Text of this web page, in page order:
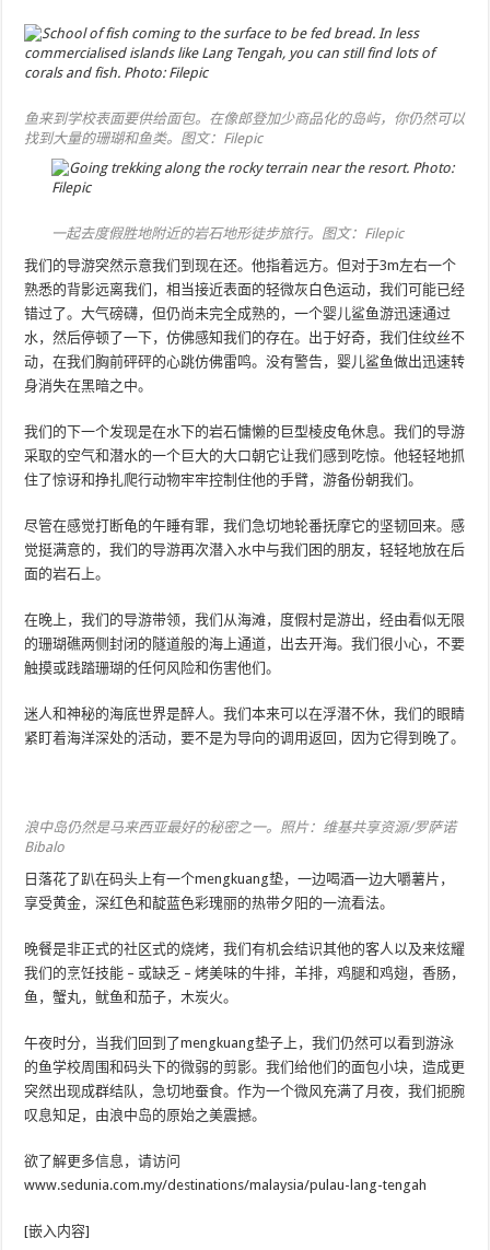
鱼来到学校表面要供给面包。在像郎登加少商品化的岛屿，你仍然可以
找到大量的珊瑚和鱼类。图文：Filepic
一起去度假胜地附近的岩石地形徒步旅行。图文：Filepic
我们的导游突然示意我们到现在还。他指着远方。但对于3m左右一个
熟悉的背影远离我们，相当接近表面的轻微灰白色运动，我们可能已经
错过了。大气磅礴，但仍尚未完全成熟的，一个婴儿鲨鱼游迅速通过
水，然后停顿了一下，仿佛感知我们的存在。出于好奇，我们住纹丝不
动，在我们胸前砰砰的心跳仿佛雷鸣。没有警告，婴儿鲨鱼做出迅速转
身消失在黑暗之中。
我们的下一个发现是在水下的岩石慵懒的巨型棱皮龟休息。我们的导游
采取的空气和潜水的一个巨大的大口朝它让我们感到吃惊。他轻轻地抓
住了惊讶和挣扎爬行动物牢牢控制住他的手臂，游备份朝我们。
尽管在感觉打断龟的午睡有罪，我们急切地轮番抚摩它的坚韧回来。感
觉挺满意的，我们的导游再次潜入水中与我们困的朋友，轻轻地放在后
面的岩石上。
在晚上，我们的导游带领，我们从海滩，度假村是游出，经由看似无限
的珊瑚礁两侧封闭的隧道般的海上通道，出去开海。我们很小心，不要
触摸或践踏珊瑚的任何风险和伤害他们。
迷人和神秘的海底世界是醉人。我们本来可以在浮潜不休，我们的眼睛
紧盯着海洋深处的活动，要不是为导向的调用返回，因为它得到晚了。
浪中岛仍然是马来西亚最好的秘密之一。照片：维基共享资源/罗萨诺
Bibalo
日落花了趴在码头上有一个mengkuang垫，一边喝酒一边大嚼薯片，
享受黄金，深红色和靛蓝色彩瑰丽的热带夕阳的一流看法。
晚餐是非正式的社区式的烧烤，我们有机会结识其他的客人以及来炫耀
我们的烹饪技能 – 或缺乏 – 烤美味的牛排，羊排，鸡腿和鸡翅，香肠，
鱼，蟹丸，鱿鱼和茄子，木炭火。
午夜时分，当我们回到了mengkuang垫子上，我们仍然可以看到游泳
的鱼学校周围和码头下的微弱的剪影。我们给他们的面包小块，造成更
突然出现成群结队，急切地蚕食。作为一个微风充满了月夜，我们扼腕
叹息知足，由浪中岛的原始之美震撼。
欲了解更多信息，请访问
www.sedunia.com.my/destinations/malaysia/pulau-lang-tengah
[嵌入内容]